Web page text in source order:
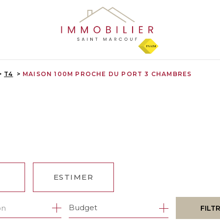
T4 MAISON 100M PROCHE DU PORT 3 CHAMBRES
ESTIMER
Budget